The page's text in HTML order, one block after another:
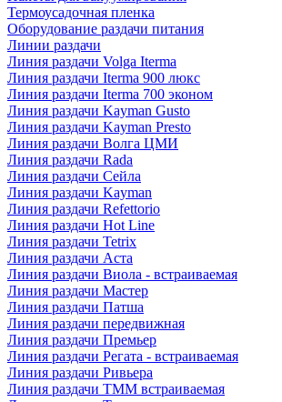
Термоусадочная пленка
Оборудование раздачи питания
Линии раздачи
Линия раздачи Volga Iterma
Линия раздачи Iterma 900 люкс
Линия раздачи Iterma 700 эконом
Линия раздачи Kayman Gusto
Линия раздачи Kayman Presto
Линия раздачи Волга ЦМИ
Линия раздачи Rada
Линия раздачи Сейла
Линия раздачи Kayman
Линия раздачи Refettorio
Линия раздачи Hot Line
Линия раздачи Tetrix
Линия раздачи Аста
Линия раздачи Виола - встраиваемая
Линия раздачи Мастер
Линия раздачи Патша
Линия раздачи передвижная
Линия раздачи Премьер
Линия раздачи Регата - встраиваемая
Линия раздачи Ривьера
Линия раздачи ТММ встраиваемая